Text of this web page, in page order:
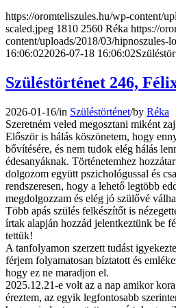
https://oromteliszules.hu/wp-content/
scaled.jpeg 1810 2560 Réka https://
content/uploads/2018/03/hipnoszules-
16:06:022026-07-18 16:06:02
Szüléstörténet 246,
2026-01-16/in Szüléstörténet/by Réka
Szeretném veled megosztani miként
Először is hálás köszönetem, hogy
bővítésére, és nem tudok elég hálás
édesanyáknak. Történetemhez
dolgozom együtt pszichológussal és
rendszeresen, hogy a lehető legtöbb
megdolgozzam és elég jó szülővé
Több apás szülés felkészítőt is
írtak alapján hozzád jelentkeztünk be
tettük!
A tanfolyamon szerzett tudást
férjem folyamatosan bíztatott és
hogy ez ne maradjon el.
2025.12.21-e volt az a nap amikor
éreztem, az egyik legfontosabb